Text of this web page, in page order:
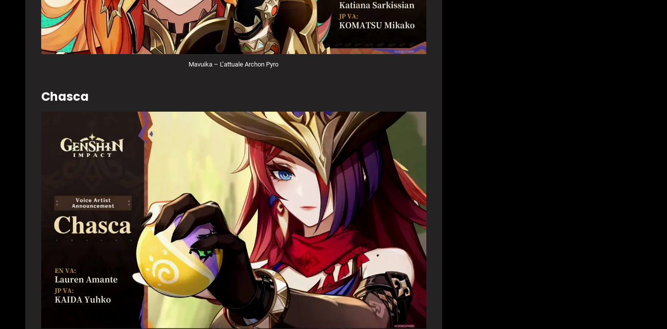
Mavuika – L’attuale Archon Pyro
Chasca